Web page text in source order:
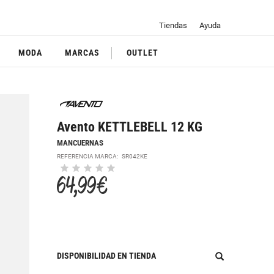
Tiendas Ayuda
MODA MARCAS OUTLET
Avento KETTLEBELL 12 KG
MANCUERNAS
REFERENCIA MARCA:SR042KE
64,99 €
DISPONIBILIDAD EN TIENDA